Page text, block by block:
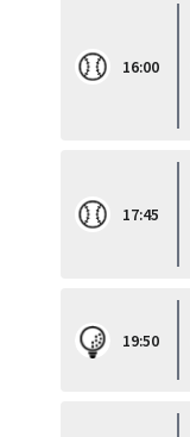
16:00
17:45
19:50